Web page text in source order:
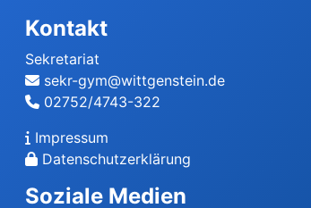
Kontakt
Sekretariat
sekr-gym@wittgenstein.de
02752/4743-322
Impressum
Datenschutzerklärung
Soziale Medien